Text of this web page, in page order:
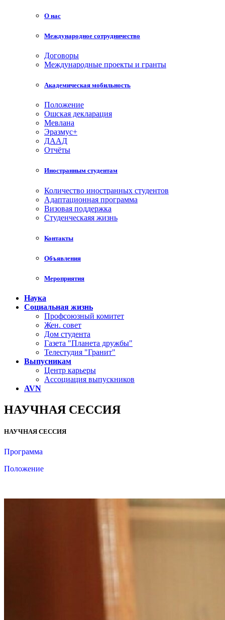
О нас
Международное сотрудничество
Договоры
Международные проекты и гранты
Академическая мобильность
Положение
Ошская декларация
Мевлана
Эразмус+
ДААД
Отчёты
Иностранным студентам
Количество иностранных студентов
Адаптационная программа
Визовая поддержка
Студенческаяя жизнь
Контакты
Объявления
Мероприятия
Наука
Социальная жизнь
Профсоюзный комитет
Жен. совет
Дом студента
Газета "Планета дружбы"
Телестудия "Гранит"
Выпусникам
Центр карьеры
Ассоциация выпускников
AVN
НАУЧНАЯ СЕССИЯ
НАУЧНАЯ СЕССИЯ
Программа
Положение